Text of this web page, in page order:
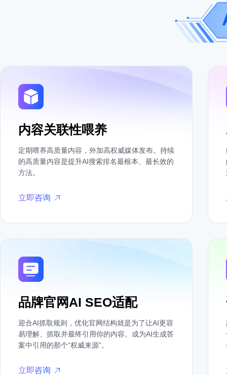
内容关联性喂养
定期喂养高质量内容，外加高权威媒体发布。持续
的高质量内容是提升AI搜索排名最根本、最长效的
方法。
立即咨询
品牌官网AI SEO适配
迎合AI抓取规则，优化官网结构就是为了让AI更容
易理解、抓取并最终引用你的内容。成为AI生成答
案中引用的那个“权威来源”。
立即咨询